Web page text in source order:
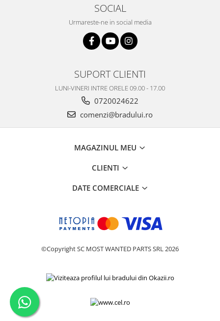
SOCIAL
Urmareste-ne in social media
SUPORT CLIENTI
LUNI-VINERI INTRE ORELE 09.00 - 17.00
0720024622
comenzi@bradului.ro
MAGAZINUL MEU
CLIENTI
DATE COMERCIALE
©Copyright SC MOST WANTED PARTS SRL 2026